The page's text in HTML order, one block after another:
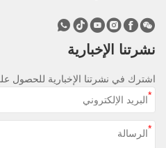
الإخبارية
في نشرتنا الإخبارية للحصول على